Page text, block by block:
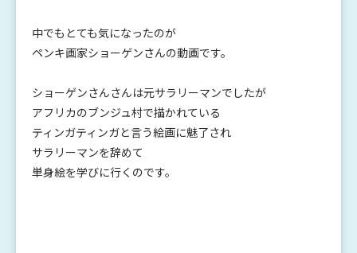
中でもとても気になったのが
ペンキ画家ショーゲンさんの動画です。
ショーゲンさんさんは元サラリーマンでしたが
アフリカのブンジュ村で描かれている
ティンガティンガと言う絵画に魅了され
サラリーマンを辞めて
単身絵を学びに行くのです。